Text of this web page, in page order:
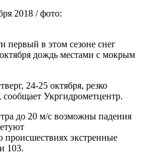
2018 / фото:
первый в этом сезоне снег
дождь местами с мокрым
24-25 октября, резко
Укргидрометцентр.
до 20 м/с возможны падения
экстренные
103.